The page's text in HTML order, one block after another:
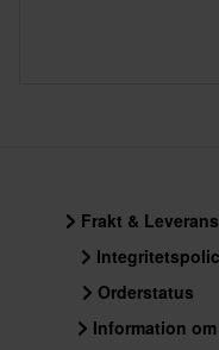
Frakt & Leverans
Orderstatus
Information